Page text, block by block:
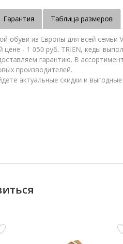
Гарантия Таблица размеров
обуви из Европы для всей семьи
- 1 050 руб. TRIEN, кеды
гарантию. В
производителей.
актуальные скидки и